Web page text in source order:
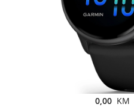
0,00 KM